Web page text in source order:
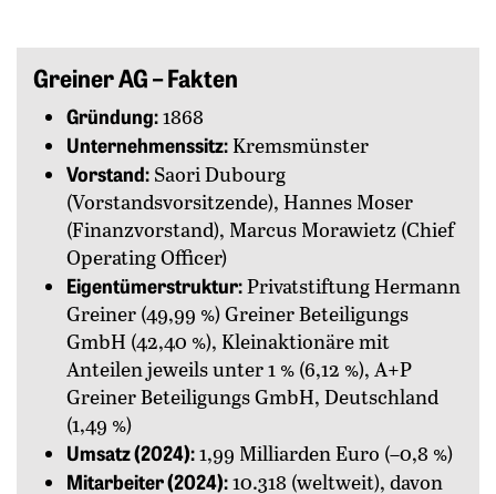
Greiner AG – Fakten
Gründung:1868
Unternehmenssitz:Kremsmünster
Vorstand: Saori Dubourg
(Vorstandsvorsitzende), Hannes Moser
(Finanzvorstand), Marcus Morawietz (Chief
Operating Officer)
Eigentümerstruktur:Privatstiftung Hermann
Greiner (49,99 %) Greiner Beteiligungs
GmbH (42,40 %), Kleinaktionäre mit
Anteilen jeweils unter 1 % (6,12 %), A+P
Greiner Beteiligungs GmbH, Deutschland
(1,49 %)
Umsatz (2024):1,99 Milliarden Euro (–0,8 %)
Mitarbeiter (2024):10.318 (weltweit), davon